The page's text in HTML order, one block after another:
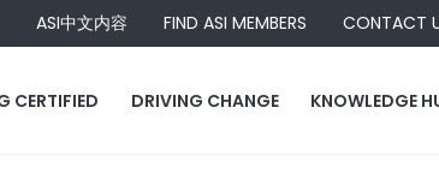
ASI中文内容 FIND ASI MEMBERS CONTACT
CERTIFIED DRIVING CHANGE KNOWLEDGE